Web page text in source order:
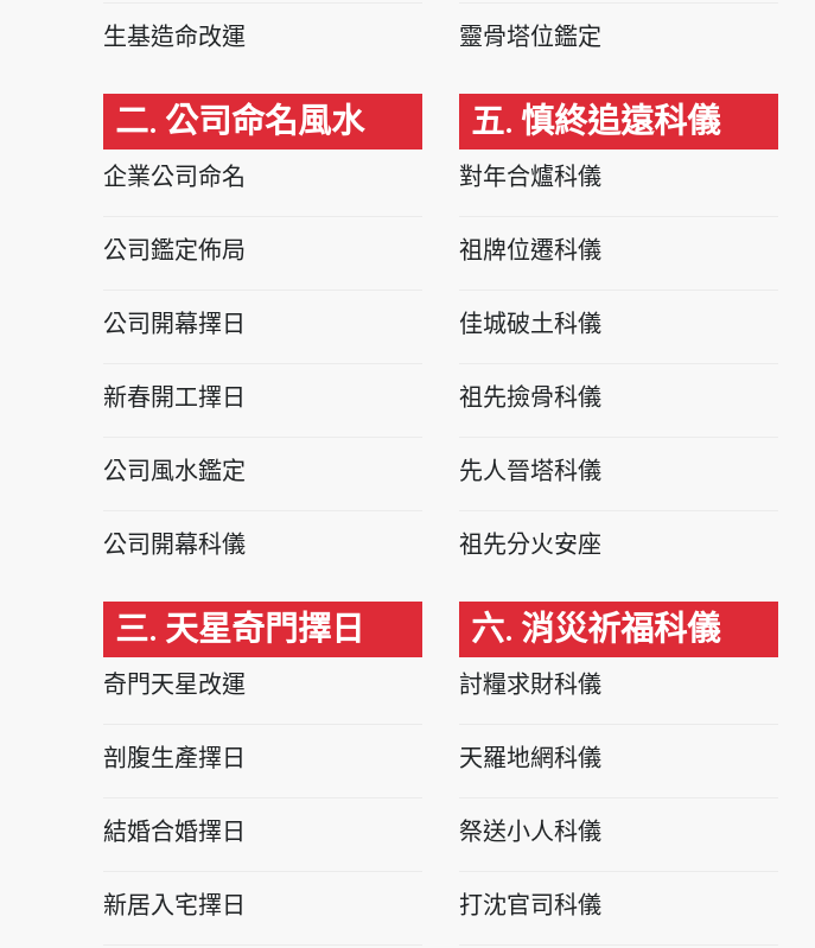
生基造命改運
二. 公司命名風水
企業公司命名
公司鑑定佈局
公司開幕擇日
新春開工擇日
公司風水鑑定
公司開幕科儀
三. 天星奇門擇日
奇門天星改運
剖腹生產擇日
結婚合婚擇日
新居入宅擇日
靈骨塔位鑑定
五. 慎終追遠科儀
對年合爐科儀
祖牌位遷科儀
佳城破土科儀
祖先撿骨科儀
先人晉塔科儀
祖先分火安座
六. 消災祈福科儀
討糧求財科儀
天羅地網科儀
祭送小人科儀
打沈官司科儀